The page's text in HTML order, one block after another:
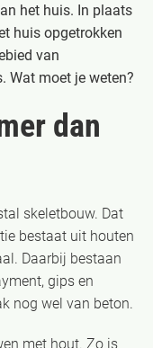
het huis. In plaats
huis opgetrokken
van
Wat moet je weten?
dan
skeletbouw. Dat
bestaat uit houten
Daarbij bestaan
gips en
nog wel van beton.
met hout. Zo is